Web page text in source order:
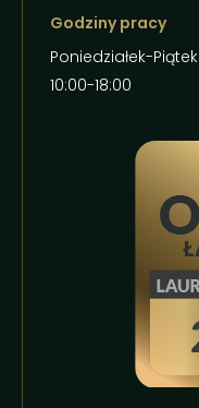
Godziny pracy
Poniedziałek-Piątek
10:00-18:00